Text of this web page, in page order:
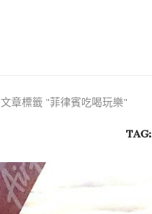
文章標籤 "菲律賓吃喝玩樂"
TAG: